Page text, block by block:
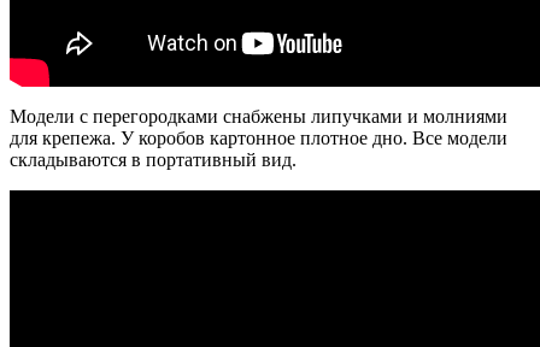
Модели с перегородками снабжены липучками и молниями
для крепежа. У коробов картонное плотное дно. Все модели
складываются в портативный вид.